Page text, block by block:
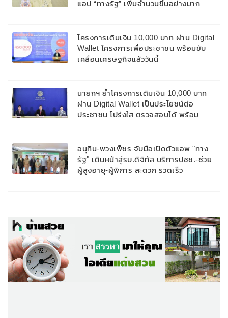
แอป “ทางรัฐ” เพิ่มจำนวนขึ้นอย่างมาก
โครงการเติมเงิน 10,000 บาท ผ่าน Digital
Wallet โครงการเพื่อประชาชน พร้อมขับ
เคลื่อนเศรษฐกิจแล้ววันนี้
นายกฯ ย้ำโครงการเติมเงิน 10,000 บาท
ผ่าน Digital Wallet เป็นประโยชน์ต่อ
ประชาชน โปร่งใส ตรวจสอบได้ พร้อม
อนุทิน-พวงเพ็ชร จับมือเปิดตัวแอพ "ทาง
รัฐ" เดินหน้าสู่รบ.ดิจิทัล บริการปชช.-ช่วย
ผู้สูงอายุ-ผู้พิการ สะดวก รวดเร็ว